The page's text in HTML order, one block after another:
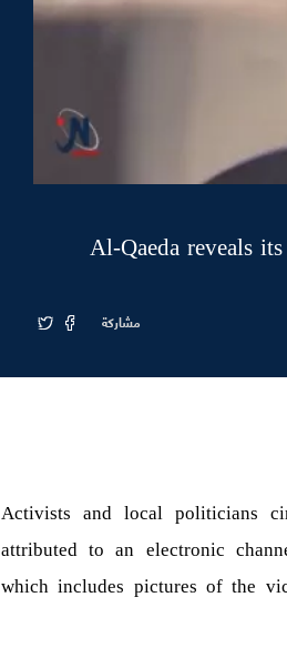
Al-Qaeda reveals
مشاركة
Activists and local politicians
attributed to an electronic
which includes pictures of the